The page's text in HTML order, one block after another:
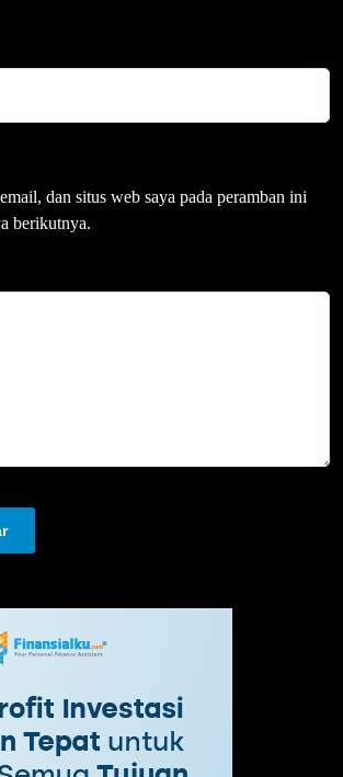
dan situs web saya pada peramban ini
berikutnya.